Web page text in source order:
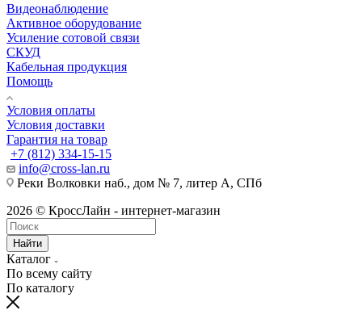
Видеонаблюдение
Активное оборудование
Усиление сотовой связи
СКУД
Кабельная продукция
Помощь
Условия оплаты
Условия доставки
Гарантия на товар
+7 (812) 334-15-15
info@cross-lan.ru
Реки Волковки наб., дом № 7, литер А, СПб
2026 © КроссЛайн - интернет-магазин
Найти
Каталог
По всему сайту
По каталогу